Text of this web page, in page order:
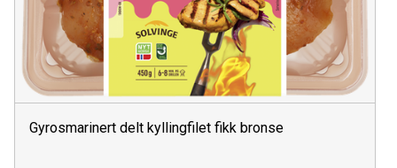
Gyrosmarinert delt kyllingfilet fikk bronse